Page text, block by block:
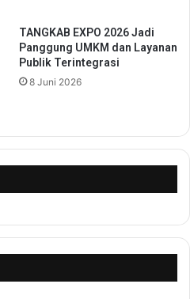
TANGKAB EXPO 2026 Jadi
Panggung UMKM dan Layanan
Publik Terintegrasi
8 Juni 2026